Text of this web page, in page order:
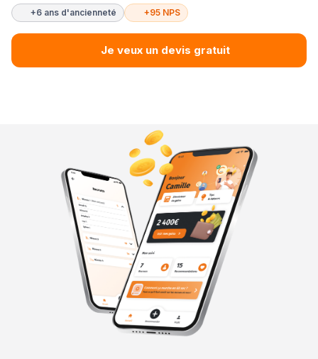
+6 ans d'ancienneté +95 NPS
Je veux un devis gratuit